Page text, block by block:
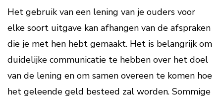
Het gebruik van een lening van je ouders voor
elke soort uitgave kan afhangen van de afspraken
die je met hen hebt gemaakt. Het is belangrijk om
duidelijke communicatie te hebben over het doel
van de lening en om samen overeen te komen hoe
het geleende geld besteed zal worden. Sommige